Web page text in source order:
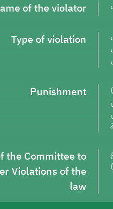
of the violator
Type of violation
Punishment
the Committee to
Violations of the
law